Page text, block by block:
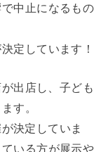
中止になるもの
定しています！
出店し、子ども
す。
決定していま
いる方が展示や